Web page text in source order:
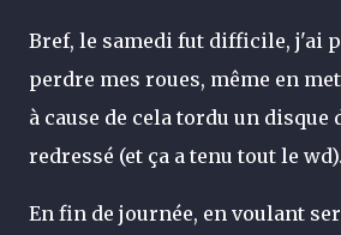
Bref, le samedi fut difficile, j'ai
perdre mes roues, même en
à cause de cela tordu un disque
redressé (et ça a tenu tout le wd).
En fin de journée, en voulant